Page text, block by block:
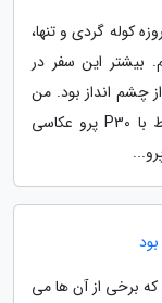
1398 فرصت داشتم که طی یک سفر 21 روزه کوله گردی و تنها،
پرو عکاسی کنم. بیشتر این سفر در
چشم انداز بود. من
در این سفر، دوربین DSLR همراه نداشتم و فقط با P30 پرو عکاسی
که برخی از آن ها می